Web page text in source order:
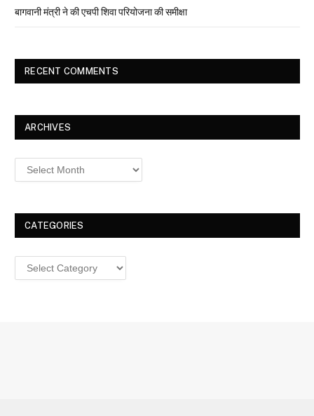
बागवानी मंत्री ने की एचपी शिवा परियोजना की समीक्षा
RECENT COMMENTS
ARCHIVES
Archives
CATEGORIES
Categories